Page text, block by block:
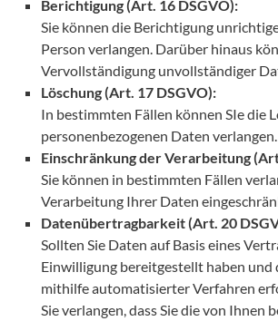
Berichtigung (Art. 16 DSGVO):
Sie können die Berichtigung
Person verlangen. Darüber hinaus
Vervollständigung unvollständiger
Löschung (Art. 17 DSGVO):
In bestimmten Fällen können SIe die
personenbezogenen Daten verlangen.
Einschränkung der Verarbeitung
Sie können in bestimmten Fällen
Verarbeitung Ihrer Daten
Datenübertragbarkeit (Art. 20
Sollten Sie Daten auf Basis eines
Einwilligung bereitgestellt haben und
mithilfe automatisierter Verfahren
Sie verlangen, dass Sie die von Ihnen